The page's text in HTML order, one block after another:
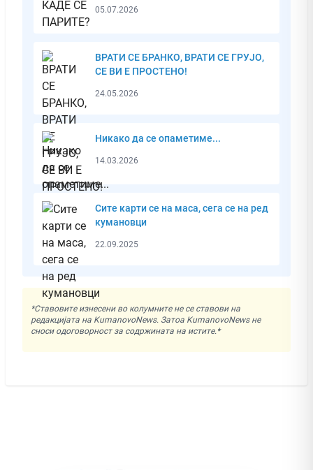
05.07.2026
ВРАТИ СЕ БРАНКО, ВРАТИ СЕ ГРУЈО,
СЕ ВИ Е ПРОСТЕНО!
24.05.2026
Никако да се опаметиме...
14.03.2026
Сите карти се на маса, сега се на ред
кумановци
22.09.2025
*Ставовите изнесени во колумните не се ставови на
редакцијата на KumanovoNews. Затоа KumanovoNews не
сноси одоговорност за содржината на истите.*